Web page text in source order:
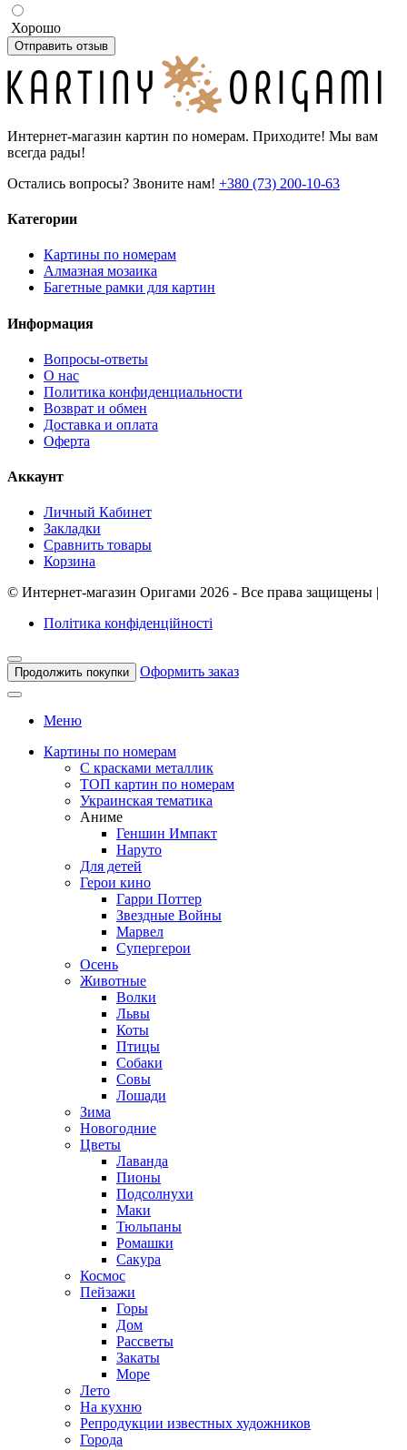
Хорошо
Отправить отзыв
Интернет-магазин картин по номерам. Приходите! Мы вам
всегда рады!
Остались вопросы? Звоните нам! +380 (73) 200-10-63
Категории
Картины по номерам
Алмазная мозаика
Багетные рамки для картин
Информация
Вопросы-ответы
О нас
Политика конфиденциальности
Возврат и обмен
Доставка и оплата
Оферта
Аккаунт
Личный Кабинет
Закладки
Сравнить товары
Корзина
© Интернет-магазин Оригами 2026 - Все права защищены
Політика конфіденційності
Продолжить покупки Оформить заказ
Меню
Картины по номерам
С красками металлик
ТОП картин по номерам
Украинская тематика
Аниме
Геншин Импакт
Наруто
Для детей
Герои кино
Гарри Поттер
Звездные Войны
Марвел
Супергерои
Осень
Животные
Волки
Львы
Коты
Птицы
Собаки
Совы
Лошади
Зима
Новогодние
Цветы
Лаванда
Пионы
Подсолнухи
Маки
Тюльпаны
Ромашки
Сакура
Космос
Пейзажи
Горы
Дом
Рассветы
Закаты
Море
Лето
На кухню
Репродукции известных художников
Города